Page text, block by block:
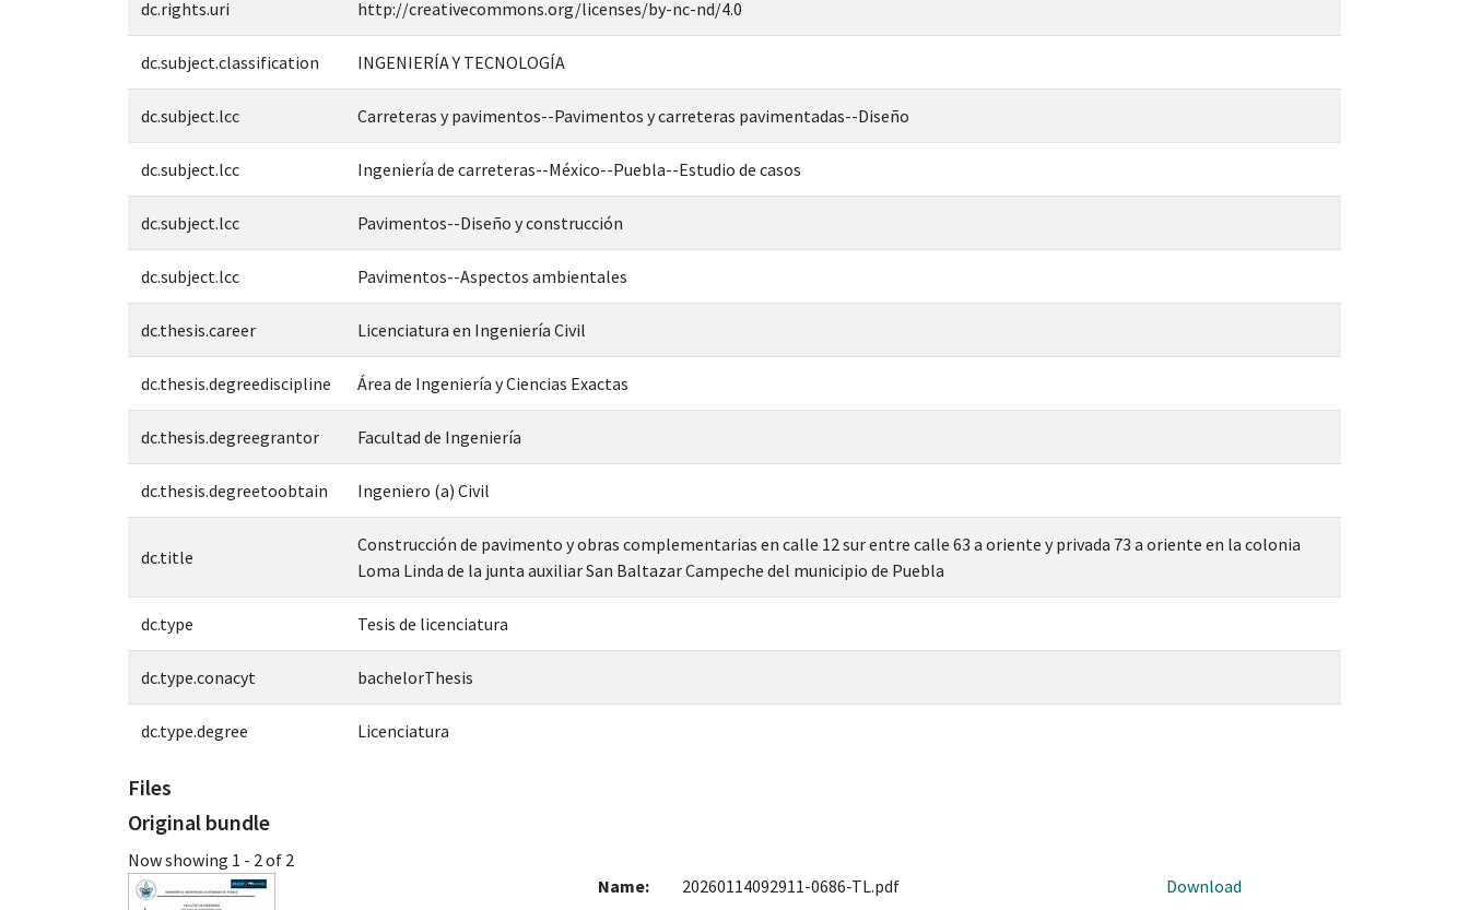
dc.rights.uri http://creativecommons.org/licenses/by-nc-nd/4.0
dc.subject.classification INGENIERÍA Y TECNOLOGÍA
dc.subject.lcc Carreteras y pavimentos--Pavimentos y carreteras pavimentadas--Diseño
dc.subject.lcc Ingeniería de carreteras--México--Puebla--Estudio de casos
dc.subject.lcc Pavimentos--Diseño y construcción
dc.subject.lcc Pavimentos--Aspectos ambientales
dc.thesis.career Licenciatura en Ingeniería Civil
dc.thesis.degreediscipline Área de Ingeniería y Ciencias Exactas
dc.thesis.degreegrantor Facultad de Ingeniería
dc.thesis.degreetoobtain Ingeniero (a) Civil
dc.title
Construcción de pavimento y obras complementarias en calle 12 sur entre calle 63 a oriente y privada 73 a oriente en la colonia
Loma Linda de la junta auxiliar San Baltazar Campeche del municipio de Puebla
dc.type Tesis de licenciatura
dc.type.conacyt bachelorThesis
dc.type.degree Licenciatura
Files
Original bundle
Now showing 1 - 2 of 2
Name:
20260114092911-0686-TL.pdf
Download